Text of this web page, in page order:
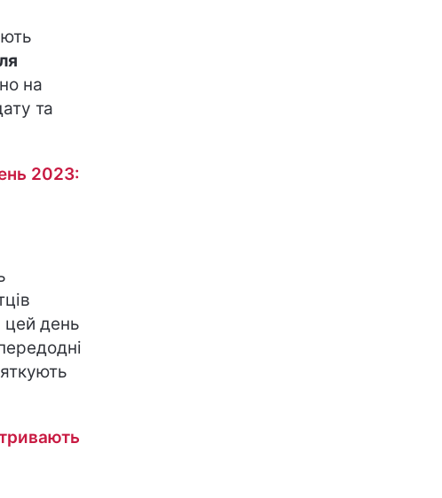
на
та
2023:
цей день